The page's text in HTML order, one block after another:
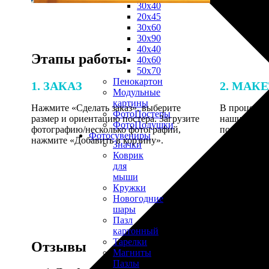
30х40
20х45
30х60
30х90
40х40
40х60
50х70
Пенокартон
Модульные
картины
ФотоПостеры
ФотоПодушки
Фотоcувениры
Значки
Коврик
для
мыши
Кружки
Новогодние
шары
Пазл
картонный
Тарелки
Магниты
Пазлы
Этапы работы
1. ЗАКАЗ
Нажмите «Сделать заказ», выберите
размер и ориентацию постера. Загрузите
фотографию/несколько фотографий,
нажмите «Добавить в корзину».
2.
В процессе
наши
по
Отзывы